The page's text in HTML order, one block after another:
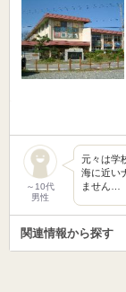
～10代
男性
元々は学
海に近い
ません…
関連情報から探す